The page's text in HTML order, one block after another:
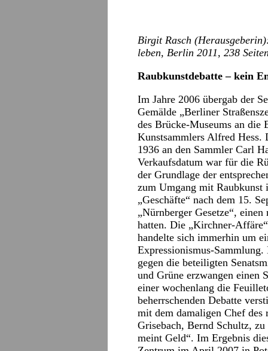
Birgit Rasch
leben, Berlin 2011, 238
Raubkunstdebatte – kein
Im Jahre 2006 übergab der
Gemälde „Berliner
des Brücke-Museums an die
Kunstsammlers Alfred Hess.
1936 an den Sammler Carl
Verkaufsdatum war für die
der Grundlage der
zum Umgang mit Raubkunst
„Geschäfte“ nach dem 15.
„Nürnberger Gesetze“,
hatten. Die „Kirchner-
handelte sich immerhin um
Expressionismus-
gegen die beteiligten
und Grüne erzwangen einen
einer wochenlang die
beherrschenden Debatte
mit dem damaligen Chef
Grisebach, Bernd Schultz,
meint Geld“. Im Ergebnis